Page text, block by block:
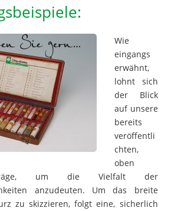
Wie
eingangs
erwähnt,
lohnt sich
der Blick
auf unsere
bereits
veröffentli
chten,
oben
um die Vielfalt der
anzudeuten. Um das breite
zu skizzieren, folgt eine, sicherlich